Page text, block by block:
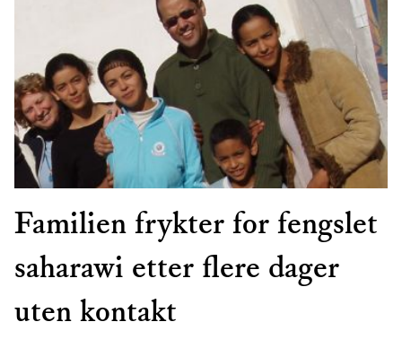
Familien frykter for fengslet
saharawi etter flere dager
uten kontakt